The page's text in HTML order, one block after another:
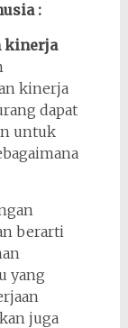
:
kinerja
kinerja
dapat
untuk
berarti
yang
juga